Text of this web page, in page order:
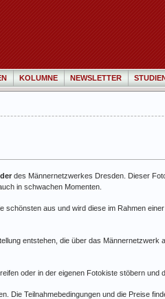
KOLUMNE NEWSLETTER
des Männernetzwerkes Dresden. Dieser
in schwachen Momenten.
aus und wird diese im Rahmen
entstehen, die über das Männernetzwerk
oder in der eigenen Fotokiste stöbern
Die Teilnahmebedingungen und die Preise